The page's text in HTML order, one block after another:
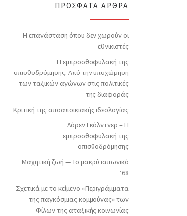
ΠΡΌΣΦΑΤΑ ΆΡΘΡΑ
Η επανάσταση όπου δεν χωρούν οι
εθνικιστές
Η εμπροσθοφυλακή της
οπισθοδρόμησης. Από την υποχώρηση
των ταξικών αγώνων στις πολιτικές
της διαφοράς
Κριτική της αποαποικιακής ιδεολογίας
Λόρεν Γκόλντνερ – Η
εμπροσθοφυλακή της
οπισθοδρόμησης
Μαχητική ζωή — Το μακρύ ιαπωνικό
‘68
Σχετικά με το κείμενο «Περιγράμματα
της παγκόσμιας κομμούνας» των
Φίλων της αταξικής κοινωνίας